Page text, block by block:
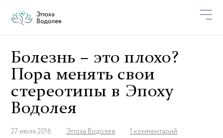
Болезнь – это плохо?
Пора менять свои
стереотипы в Эпоху
Водолея
27 июля 2016 Эпоха Водолея 1 комментарий